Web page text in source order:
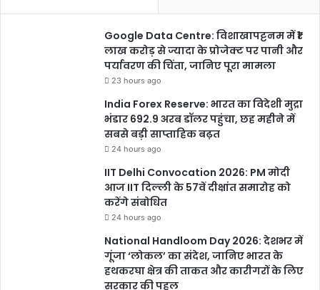
Google Data Centre: विशाखापट्टनम में ₹1
लाख करोड़ से ज्यादा के प्रोजेक्ट पर पानी और
पर्यावरण की चिंता, जानिए पूरा मामला
23 hours ago
India Forex Reserve: भारत का विदेशी मुद्रा
भंडार 692.9 अरब डॉलर पहुंचा, छह महीने में
सबसे बड़ी साप्ताहिक बढ़त
24 hours ago
IIT Delhi Convocation 2026: PM मोदी
आज IIT दिल्ली के 57वें दीक्षांत समारोह को
करेंगे संबोधित
24 hours ago
National Handloom Day 2026: देशभर में
गूंजा ‘लोकल’ का संदेश, जानिए भारत के
हथकरघा क्षेत्र की ताकत और कारीगरों के लिए
सरकार की पहल